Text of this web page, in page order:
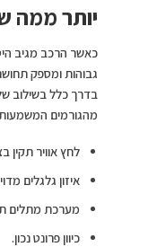
יותר ממה
כאשר הרכב מגיב
גבוהות ומספק
בדרך כלל בשילוב
מהגורמים
לחץ אוויר תקין
איזון גלגלים
מערכת מתלים
כיוון פרונט נכון.